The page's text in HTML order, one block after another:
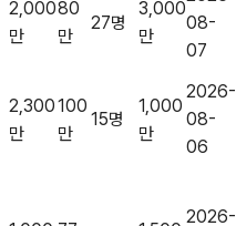
2,000
만
80
만
27명
3,000
만
08-
07
2,300
만
100
만
15명
1,000
만
2026-
08-
06
2026-